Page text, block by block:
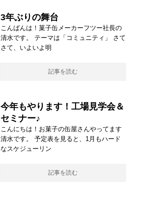
3年ぶりの舞台
こんばんは！菓子缶メーカーフツー社長の
清水です。 テーマは「コミュニティ」 さて
さて、いよいよ明
記事を読む
今年もやります！工場見学会＆
セミナー♪
こんにちは！お菓子の缶屋さんやってます
清水です。 予定表を見ると、1月もハード
なスケジューリン
記事を読む